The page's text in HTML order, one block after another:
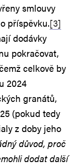
smlouvy
příspěvku.[3]
dodávky
pokračovat,
celkově by
2024
granátů,
(pokud tedy
z doby jeho
důvod, proč
dodat další